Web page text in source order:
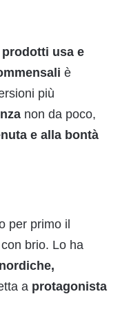
prodotti usa e
è
più
non da poco,
e alla bontà
per primo il
con brio. Lo ha
nordiche,
a protagonista